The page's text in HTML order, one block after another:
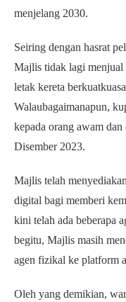
menjelang 2030.
Seiring dengan hasrat
Majlis tidak lagi
letak kereta
Walaubagaimanapun,
kepada orang awam
Disember 2023.
Majlis telah
digital bagi memberi
kini telah ada beberapa
begitu, Majlis masih
agen fizikal ke platform
Oleh yang demikian,